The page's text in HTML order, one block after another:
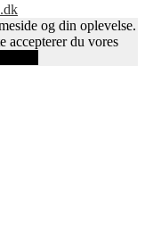
og din oplevelse.
accepterer du vores